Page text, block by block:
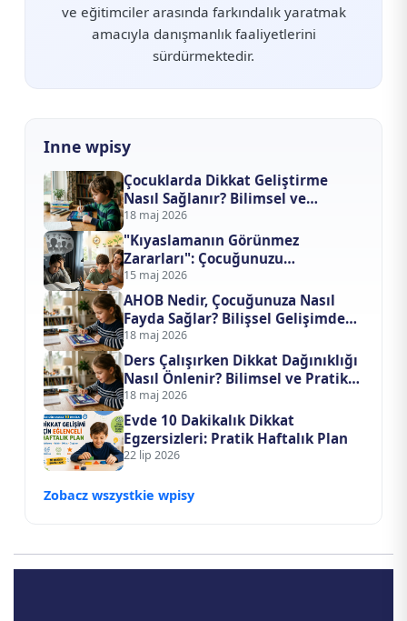
ve eğitimciler arasında farkındalık yaratmak
amacıyla danışmanlık faaliyetlerini
sürdürmektedir.
Inne wpisy
Çocuklarda Dikkat Geliştirme
Nasıl Sağlanır? Bilimsel ve
Teknolojik Yaklaşımlar
18 maj 2026
"Kıyaslamanın Görünmez
Zararları": Çocuğunuzu
Başkalarıyla Yarıştırmayı
Bıraktığınızda Ne Değişir?
15 maj 2026
AHOB Nedir, Çocuğunuza Nasıl
Fayda Sağlar? Bilişsel Gelişimde
Yapay Zeka Devrimi
18 maj 2026
Ders Çalışırken Dikkat Dağınıklığı
Nasıl Önlenir? Bilimsel ve Pratik
Odaklanma Rehberi
18 maj 2026
Evde 10 Dakikalık Dikkat
Egzersizleri: Pratik Haftalık Plan
22 lip 2026
Zobacz wszystkie wpisy